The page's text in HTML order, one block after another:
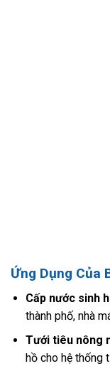
Ứng Dụng Của
Cấp nước sinh
thành phố, nhà
Tưới tiêu nông
hồ cho hệ thống